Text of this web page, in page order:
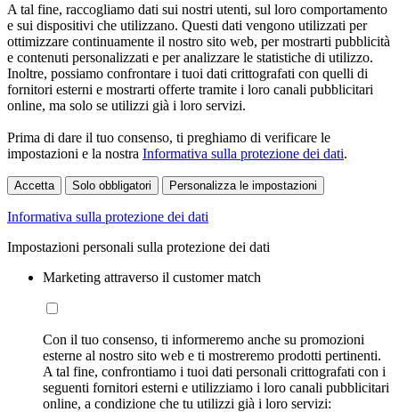
A tal fine, raccogliamo dati sui nostri utenti, sul loro comportamento
e sui dispositivi che utilizzano. Questi dati vengono utilizzati per
ottimizzare continuamente il nostro sito web, per mostrarti pubblicità
e contenuti personalizzati e per analizzare le statistiche di utilizzo.
Inoltre, possiamo confrontare i tuoi dati crittografati con quelli di
fornitori esterni e mostrarti offerte tramite i loro canali pubblicitari
online, ma solo se utilizzi già i loro servizi.
Prima di dare il tuo consenso, ti preghiamo di verificare le
impostazioni e la nostra Informativa sulla protezione dei dati.
Accetta Solo obbligatori Personalizza le impostazioni
Informativa sulla protezione dei dati
Impostazioni personali sulla protezione dei dati
Marketing attraverso il customer match
Con il tuo consenso, ti informeremo anche su promozioni
esterne al nostro sito web e ti mostreremo prodotti pertinenti.
A tal fine, confrontiamo i tuoi dati personali crittografati con i
seguenti fornitori esterni e utilizziamo i loro canali pubblicitari
online, a condizione che tu utilizzi già i loro servizi: